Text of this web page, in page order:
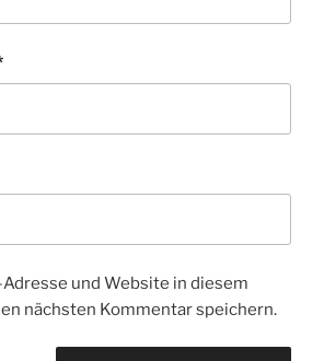
Adresse und Website in diesem
nächsten Kommentar speichern.